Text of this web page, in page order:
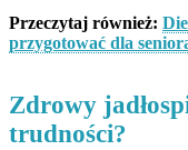
Przeczytaj również:
przygotować dla
Zdrowy
trudności?